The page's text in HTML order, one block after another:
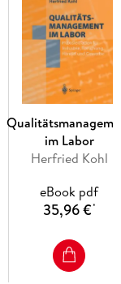
Lehrbuches!
- Die
Räume.
- CW-
auf
- Der Satz von
im Labor
Herfried Kohl
eBook pdf
35,96 €*